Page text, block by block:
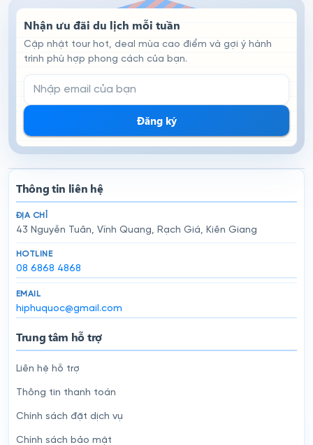
Nhận ưu đãi du lịch mỗi tuần
Cập nhật tour hot, deal mùa cao điểm và gợi ý hành
trình phù hợp phong cách của bạn.
Email đăng ký nhận tin
Đăng ký
Thông tin liên hệ
ĐỊA CHỈ
43 Nguyễn Tuân, Vĩnh Quang, Rạch Giá, Kiên Giang
HOTLINE
08 6868 4868
EMAIL
hiphuquoc@gmail.com
Trung tâm hỗ trợ
Liên hệ hỗ trợ
Thông tin thanh toán
Chính sách đặt dịch vụ
Chính sách bảo mật